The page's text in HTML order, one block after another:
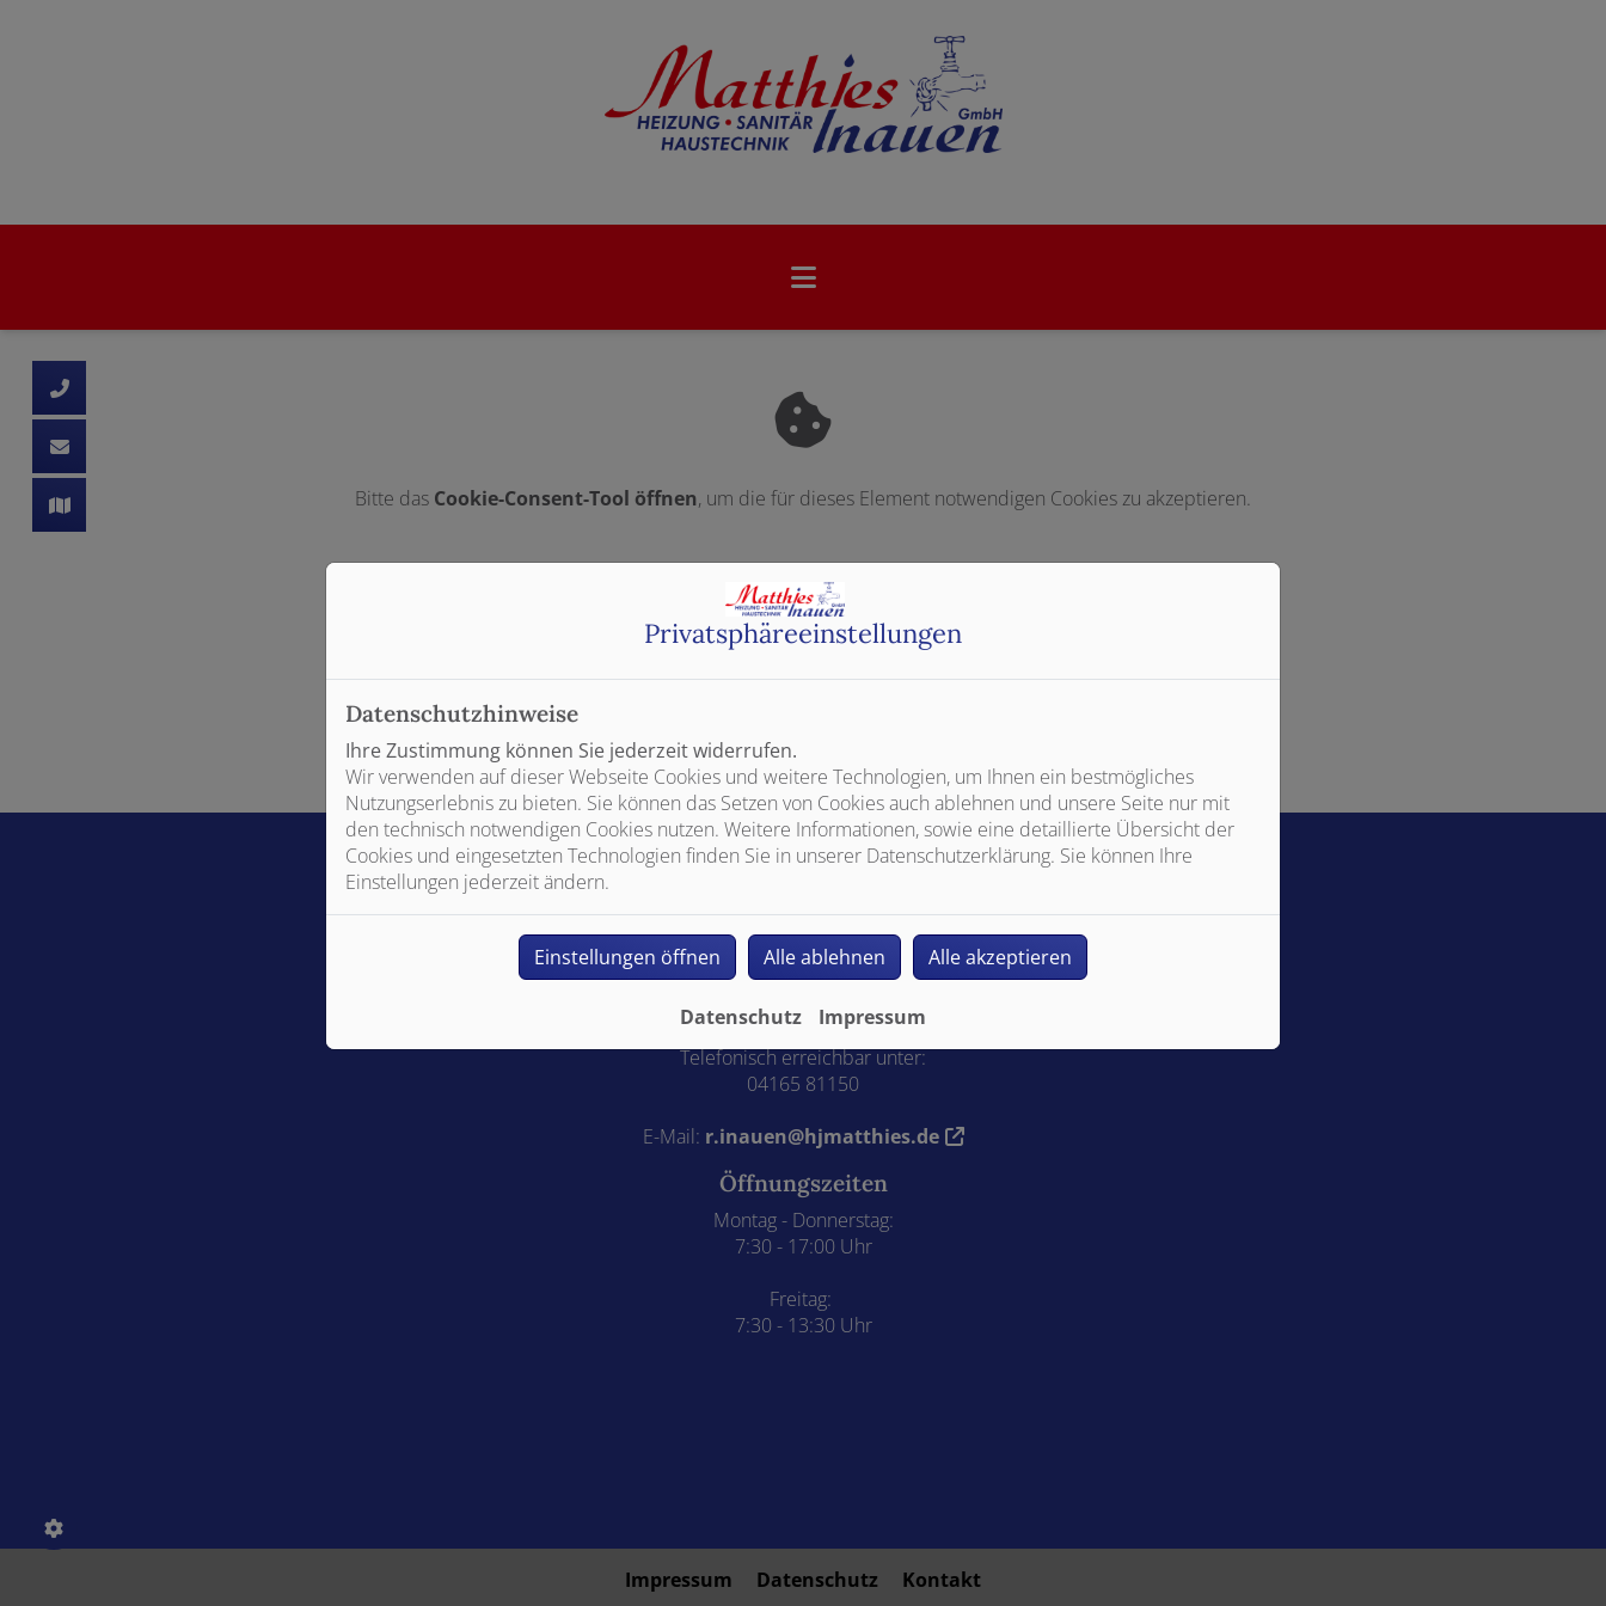
Bitte das Cookie-Consent-Tool öffnen, um die für dieses Element notwendigen Cookies zu akzeptieren.
Bitte das Cookie-Consent-Tool öffnen , um die für dieses Element notwendigen Cookies zu akzeptieren.
Footer - Kontaktdaten und Öffnungszeiten
Kontakt
Matthies Inauen Heizung Sanitär Haustechnik GmbH
Am Markt 3
21279 Hollenstedt
Telefonisch erreichbar unter:
04165 81150
E-Mail: r.inauen@hjmatthies.de
Öffnungszeiten
Montag - Donnerstag:
7:30 - 17:00 Uhr
Freitag:
7:30 - 13:30 Uhr
Impressum Datenschutz Kontakt
und schließen
Privatsphäre­einstellungen
Datenschutzhinweise
Ihre Zustimmung können Sie jederzeit widerrufen.
Wir verwenden auf dieser Webseite Cookies und weitere Technologien, um Ihnen ein bestmögliches
Nutzungserlebnis zu bieten. Sie können das Setzen von Cookies auch ablehnen und unsere Seite nur mit
den technisch notwendigen Cookies nutzen. Weitere Informationen, sowie eine detaillierte Übersicht der
Cookies und eingesetzten Technologien finden Sie in unserer Datenschutzerklärung. Sie können Ihre
Einstellungen jederzeit ändern.
Einstellungen öffnen Alle ablehnen Alle akzeptieren
Datenschutz Impressum